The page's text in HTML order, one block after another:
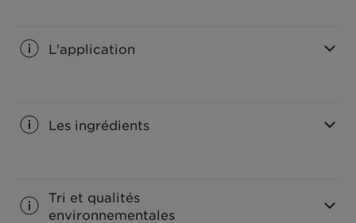
L'application
Les ingrédients
Tri et qualités
environnementales